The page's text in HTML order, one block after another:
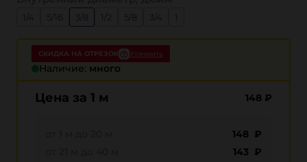
СКИДКА НА ОТРЕЗОК Уточнить
Наличие: много
Цена за 1 м 148 ₽
148 ₽
143 ₽
5/16 3/8 5/8 3/4